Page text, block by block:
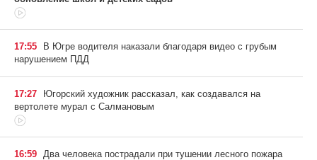
17:55
В Югре водителя наказали благодаря видео с грубым
нарушением ПДД
17:27
Югорский художник рассказал, как создавался на
вертолете мурал с Салмановым
16:59
Два человека пострадали при тушении лесного пожара